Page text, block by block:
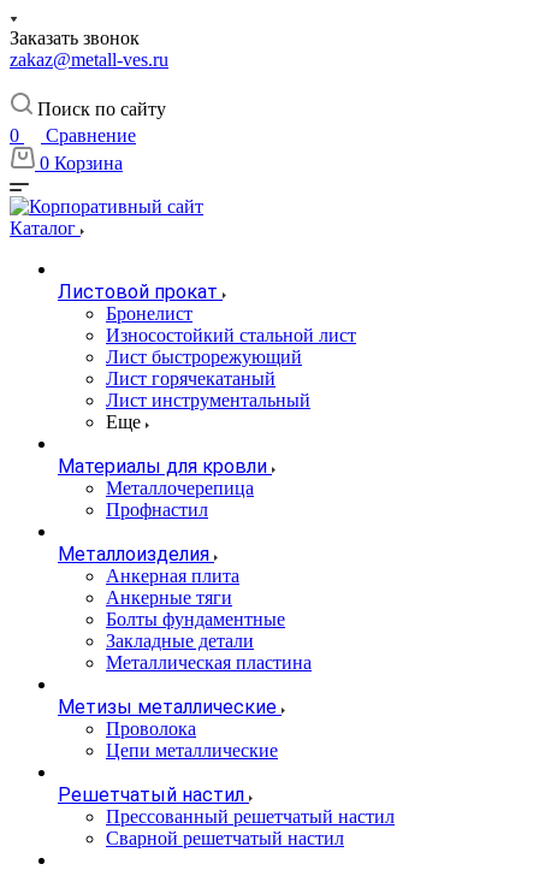
Заказать звонок
zakaz@metall-ves.ru
Поиск по сайту
0
Сравнение
0 Корзина
Каталог
Листовой прокат
Бронелист
Износостойкий стальной лист
Лист быстрорежующий
Лист горячекатаный
Лист инструментальный
Еще
Материалы для кровли
Металлочерепица
Профнастил
Металлоизделия
Анкерная плита
Анкерные тяги
Болты фундаментные
Закладные детали
Металлическая пластина
Метизы металлические
Проволока
Цепи металлические
Решетчатый настил
Прессованный решетчатый настил
Сварной решетчатый настил